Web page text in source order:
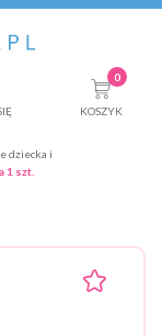
0
KOSZYK
dziecka i
1 szt.